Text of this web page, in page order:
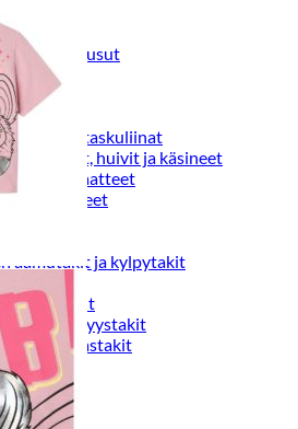
housut
farkut
collegehousut
shortsit
rusetit ja taskuliinat
päähineet, huivit ja käsineet
ja alusvaatteet
alusvaatteet
aamutakit ja kylpytakit
nahkatakit
kevät-ja syystakit
villakangastakit
talvitakit